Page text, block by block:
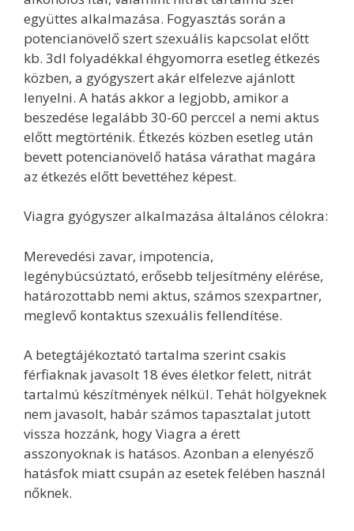
együttes alkalmazása. Fogyasztás során a
potencianövelő szert szexuális kapcsolat előtt
kb. 3dl folyadékkal éhgyomorra esetleg étkezés
közben, a gyógyszert akár elfelezve ajánlott
lenyelni. A hatás akkor a legjobb, amikor a
beszedése legalább 30-60 perccel a nemi aktus
előtt megtörténik. Étkezés közben esetleg után
bevett potencianövelő hatása várathat magára
az étkezés előtt bevettéhez képest.
Viagra gyógyszer alkalmazása általános célokra:
Merevedési zavar, impotencia,
legénybúcsúztató, erősebb teljesítmény elérése,
határozottabb nemi aktus, számos szexpartner,
meglevő kontaktus szexuális fellendítése.
A betegtájékoztató tartalma szerint csakis
férfiaknak javasolt 18 éves életkor felett, nitrát
tartalmú készítmények nélkül. Tehát hölgyeknek
nem javasolt, habár számos tapasztalat jutott
vissza hozzánk, hogy Viagra a érett
asszonyoknak is hatásos. Azonban a elenyésző
hatásfok miatt csupán az esetek felében használ
nőknek.